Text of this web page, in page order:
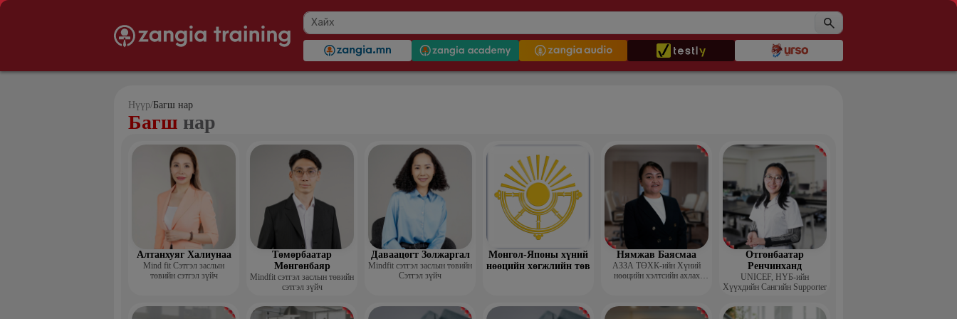
Нүүр/Багш нар
Багш нар
Алтанхуяг Халиунаа
Mind fit Сэтгэл заслын
төвийн сэтгэл зүйч
Төмөрбаатар
Мөнгөнбаяр
Mindfit сэтгэл заслын төвийн
сэтгэл зүйч
Даваацогт Золжаргал
Mindfit сэтгэл заслын төвийн
Сэтгэл зүйч
Монгол-Японы хүний
нөөцийн хөгжлийн төв
Нямжав Баясмаа
АЗЗА ТӨХК-ийн Хүний
нөөцийн хэлтсийн ахлах
Отгонбаатар
Ренчинханд
UNIСЕF, НҮБ-ийн
Хүүхдийн Сангийн Supporter